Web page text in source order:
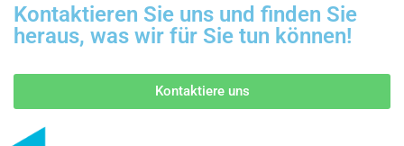
Kontaktieren Sie uns und finden Sie
heraus, was wir für Sie tun können!
Kontaktiere uns